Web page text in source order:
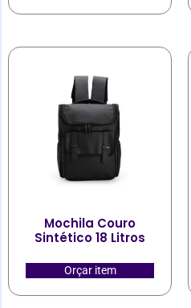
Mochila Couro
Sintético 18 Litros
Orçar item